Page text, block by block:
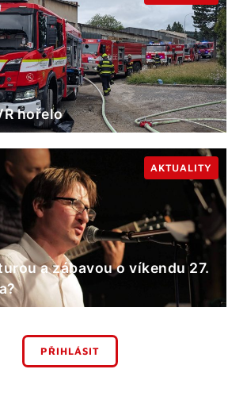
hořelo
a zábavou o víkendu 27.
AKTUALITY
PŘIHLÁSIT